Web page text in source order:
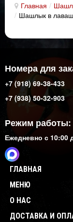
Главная /
/ Шашлык в
Номера для
+7 (918) 69-38-433
+7 (938) 50-32-903
Режим работы:
Ежедневно с 10:00
ГЛАВНАЯ
МЕНЮ
О НАС
ДОСТАВКА И